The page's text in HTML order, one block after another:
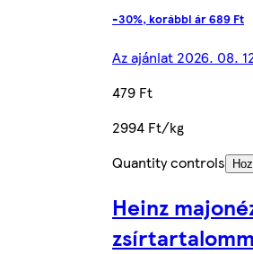
-30%, korábbi ár 689 Ft
Az ajánlat 2026. 08.
479 Ft
2994 Ft/kg
Quantity controls
Heinz